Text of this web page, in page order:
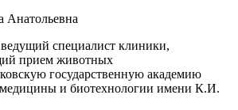
Анатольевна
специалист клиники,
прием животных
государственную академию
и биотехнологии имени К.И.